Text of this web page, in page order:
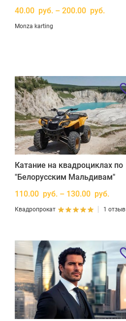
40.00 руб. – 200.00 руб.
Monza karting
Катание на квадроциклах по
"Белорусским Мальдивам"
110.00 руб. – 130.00 руб.
Квадропрокат 1 отзыв